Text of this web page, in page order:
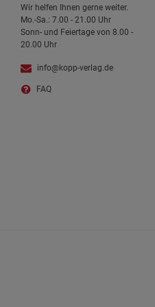
Wir helfen Ihnen gerne weiter.
Mo.-Sa.: 7.00 - 21.00 Uhr
Sonn- und Feiertage von 8.00 -
20.00 Uhr
info@kopp-verlag.de
FAQ